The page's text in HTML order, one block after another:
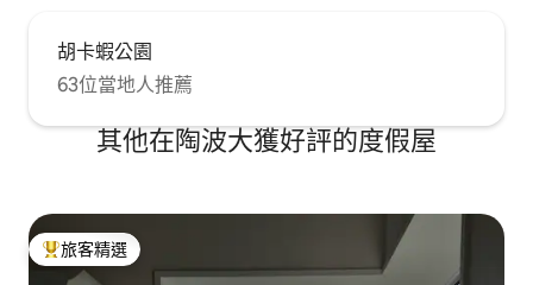
胡卡蝦公園
63位當地人推薦
其他在陶波大獲好評的度假屋
旅客精選榜首
旅客精選